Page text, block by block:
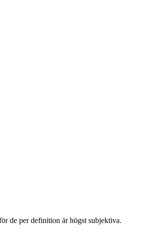
de per definition är högst subjektiva.